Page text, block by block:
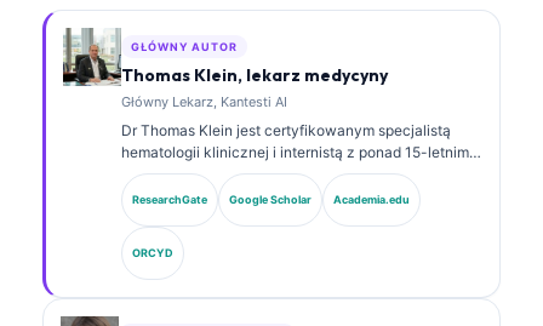
GŁÓWNY AUTOR
Thomas Klein, lekarz medycyny
Główny Lekarz, Kantesti AI
Dr Thomas Klein jest certyfikowanym specjalistą
hematologii klinicznej i internistą z ponad 15-letnim
doświadczeniem w medycynie laboratoryjnej oraz
analizie klinicznej wspomaganej przez AI. Jako Chief
Medical Officer w Kantesti AI sprawuje nadzór
kliniczny nad medyczną dokładnością zastrzeżonej
sieci neuronowej. Dr Klein opublikował obszernie
prace dotyczące interpretacji biomarkerów i
diagnostyki laboratoryjnej w obszarze medycyny
ResearchGate Google Scholar Academia.edu
ORCYD